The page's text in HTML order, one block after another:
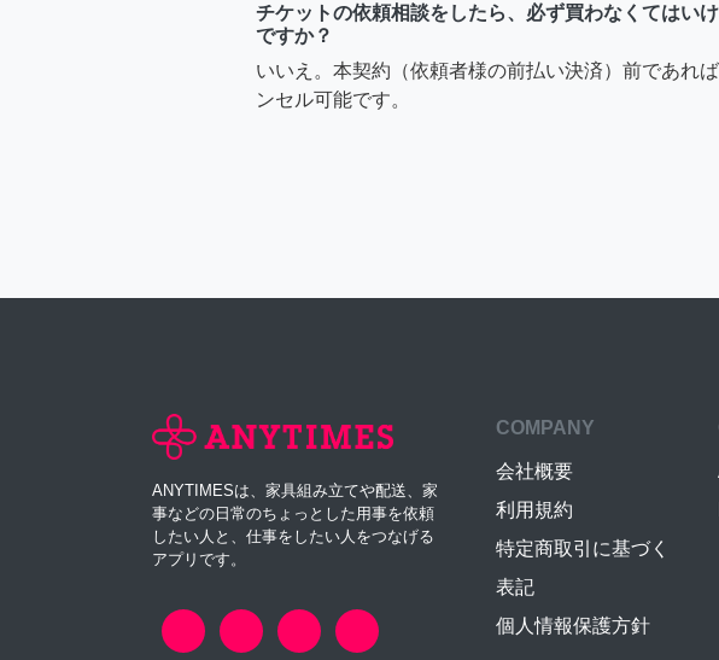
チケットの依頼相談をしたら、必ず買わなくてはい
ですか？
いいえ。本契約（依頼者様の前払い決済）前であれ
ンセル可能です。
ANYTIMESは、家具組み立てや配送、家
事などの日常のちょっとした用事を依頼
したい人と、仕事をしたい人をつなげる
アプリです。
COMPANY
会社概要
利用規約
特定商取引に基づく
表記
個人情報保護方針